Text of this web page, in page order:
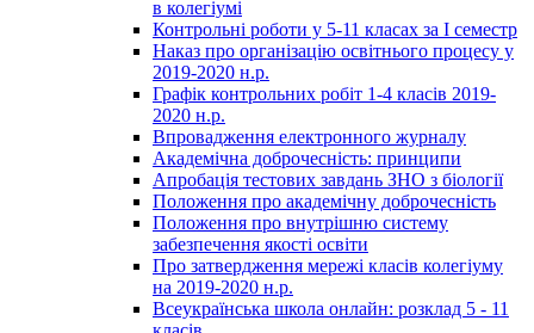
в колегіумі
Контрольні роботи у 5-11 класах за І семестр
Наказ про організацію освітнього процесу у
2019-2020 н.р.
Графік контрольних робіт 1-4 класів 2019-
2020 н.р.
Впровадження електронного журналу
Академічна доброчесність: принципи
Апробація тестових завдань ЗНО з біології
Положення про академічну доброчесність
Положення про внутрішню систему
забезпечення якості освіти
Про затвердження мережі класів колегіуму
на 2019-2020 н.р.
Всеукраїнська школа онлайн: розклад 5 - 11